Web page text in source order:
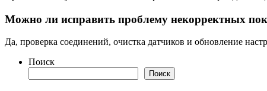
Можно ли исправить проблему некорректных
Да, проверка соединений, очистка датчиков и обновление
Поиск
Поиск